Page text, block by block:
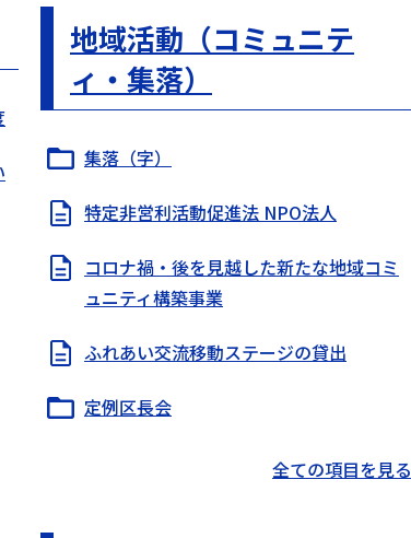
地域活動（コミュニテ
ィ・集落）
集落（字）
特定非営利活動促進法 NPO法人
コロナ禍・後を見越した新たな地域コミ
ュニティ構築事業
ふれあい交流移動ステージの貸出
定例区長会
全ての項目を見る